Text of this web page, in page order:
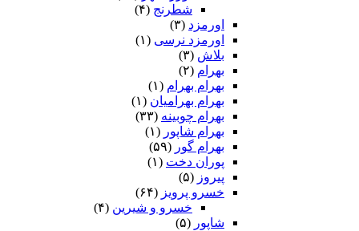
شطرنج (۴)
اورمزد (۳)
اورمزد نرسى‏ (۱)
بلاش (۳)
بهرام (۲)
بهرام بهرام (۱)
بهرام بهرامیان‏ (۱)
بهرام چوبینه (۳۳)
بهرام شاپور (۱)
بهرام گور (۵۹)
پوران دخت (۱)
پیروز (۵)
خسرو پرویز (۶۴)
خسرو و شیرین (۴)
شاپور (۵)